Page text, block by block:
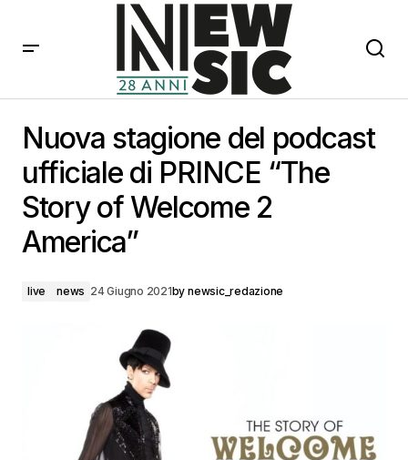
Story of Welcome 2 America”
Nuova stagione del podcast
ufficiale di PRINCE “The
Story of Welcome 2
America”
live news 24 Giugno 2021by newsic_redazione